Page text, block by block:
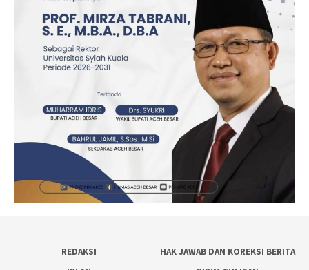
REDAKSI
HAK JAWAB DAN KOREKSI BERITA